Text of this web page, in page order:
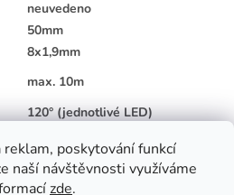
reklam, poskytování funkcí
naší návštěvnosti využíváme
zde.
neuvedeno
50mm
8x1,9mm
max. 10m
120° (jednotlivé LED)